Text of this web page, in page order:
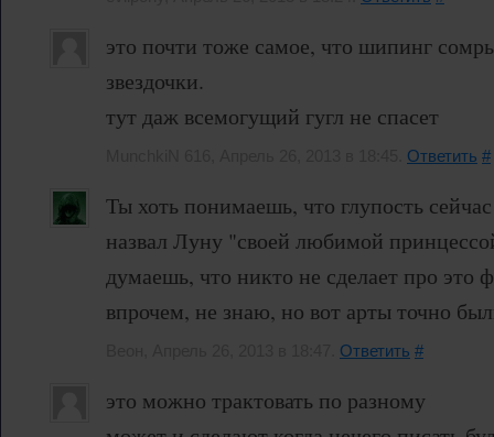
это почти тоже самое, что шипинг
звездочки.
тут даж всемогущий гугл не спасет
Ответить #
Ты хоть понимаешь, что глупость
назвал Луну "своей любимой
думаешь, что никто не сделает про
впрочем, не знаю, но вот арты точно
Ответить #
это можно трактовать по разному